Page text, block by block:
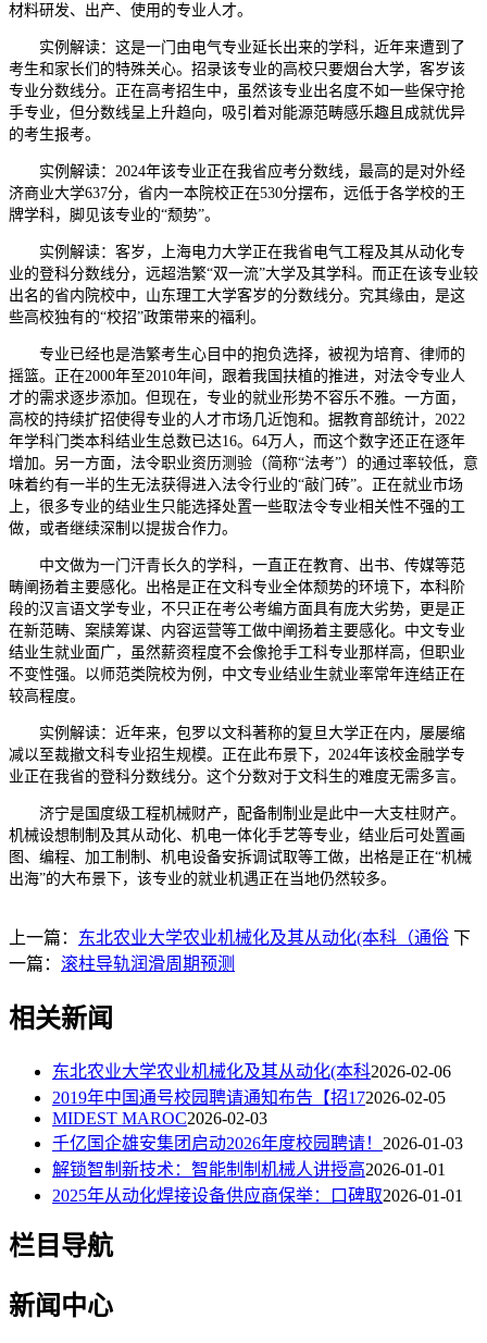
材料研发、出产、使用的专业人才。
实例解读：这是一门由电气专业延长出来的学科，近年来遭到了
考生和家长们的特殊关心。招录该专业的高校只要烟台大学，客岁该
专业分数线分。正在高考招生中，虽然该专业出名度不如一些保守抢
手专业，但分数线呈上升趋向，吸引着对能源范畴感乐趣且成就优异
的考生报考。
实例解读：2024年该专业正在我省应考分数线，最高的是对外经
济商业大学637分，省内一本院校正在530分摆布，远低于各学校的王
牌学科，脚见该专业的“颓势”。
实例解读：客岁，上海电力大学正在我省电气工程及其从动化专
业的登科分数线分，远超浩繁“双一流”大学及其学科。而正在该专业较
出名的省内院校中，山东理工大学客岁的分数线分。究其缘由，是这
些高校独有的“校招”政策带来的福利。
专业已经也是浩繁考生心目中的抱负选择，被视为培育、律师的
摇篮。正在2000年至2010年间，跟着我国扶植的推进，对法令专业人
才的需求逐步添加。但现在，专业的就业形势不容乐不雅。一方面，
高校的持续扩招使得专业的人才市场几近饱和。据教育部统计，2022
年学科门类本科结业生总数已达16。64万人，而这个数字还正在逐年
增加。另一方面，法令职业资历测验（简称“法考”）的通过率较低，意
味着约有一半的生无法获得进入法令行业的“敲门砖”。正在就业市场
上，很多专业的结业生只能选择处置一些取法令专业相关性不强的工
做，或者继续深制以提拔合作力。
中文做为一门汗青长久的学科，一直正在教育、出书、传媒等范
畴阐扬着主要感化。出格是正在文科专业全体颓势的环境下，本科阶
段的汉言语文学专业，不只正在考公考编方面具有庞大劣势，更是正
在新范畴、案牍筹谋、内容运营等工做中阐扬着主要感化。中文专业
结业生就业面广，虽然薪资程度不会像抢手工科专业那样高，但职业
不变性强。以师范类院校为例，中文专业结业生就业率常年连结正在
较高程度。
实例解读：近年来，包罗以文科著称的复旦大学正在内，屡屡缩
减以至裁撤文科专业招生规模。正在此布景下，2024年该校金融学专
业正在我省的登科分数线分。这个分数对于文科生的难度无需多言。
济宁是国度级工程机械财产，配备制制业是此中一大支柱财产。
机械设想制制及其从动化、机电一体化手艺等专业，结业后可处置画
图、编程、加工制制、机电设备安拆调试取等工做，出格是正在“机械
出海”的大布景下，该专业的就业机遇正在当地仍然较多。
上一篇： 东北农业大学农业机械化及其从动化(本科（通俗 下
一篇： 滚柱导轨润滑周期预测
相关新闻
东北农业大学农业机械化及其从动化(本科2026-02-06
2019年中国通号校园聘请通知布告【招172026-02-05
MIDEST MAROC2026-02-03
千亿国企雄安集团启动2026年度校园聘请！ 2026-01-03
解锁智制新技术：智能制制机械人讲授高2026-01-01
2025年从动化焊接设备供应商保举：口碑取2026-01-01
栏目导航
新闻中心